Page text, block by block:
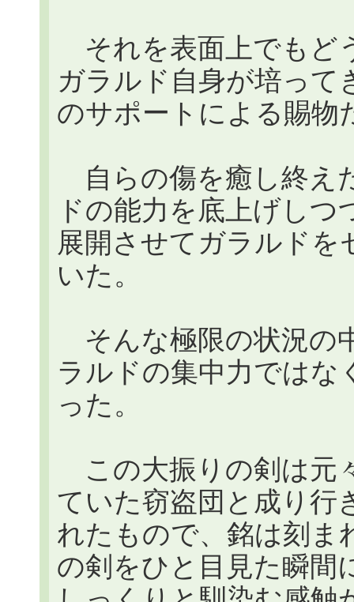
それを表面上でもど
ガラルド自身が培って
のサポートによる賜物
自らの傷を癒し終え
ドの能力を底上げし
展開させてガラルドを
いた。
そんな極限の状況の
ラルドの集中力ではな
った。
この大振りの剣は元
ていた窃盗団と成り行
れたもので、銘は刻ま
の剣をひと目見た瞬間